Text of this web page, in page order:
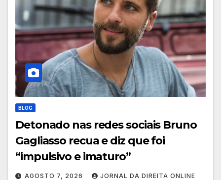
BLOG
Detonado nas redes sociais Bruno
Gagliasso recua e diz que foi
“impulsivo e imaturo”
AGOSTO 7, 2026 JORNAL DA DIREITA ONLINE